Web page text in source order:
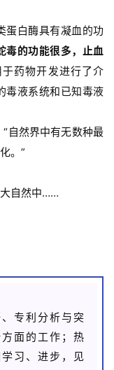
蛋白酶具有凝血的功
毒的功能很多，止血
药物开发进行了介
毒液系统和已知毒液
自然界中有无数种最
。”
大自然中……
专利分析与突
面的工作；热
习、进步，见